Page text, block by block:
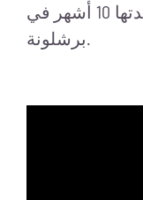
الانضمام إلى برامجنا التي تبلغ مدتها 10 أشهر في
برشلونة.